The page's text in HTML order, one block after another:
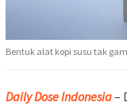
Bentuk alat kopi susu tak
Daily Dose Indonesia–